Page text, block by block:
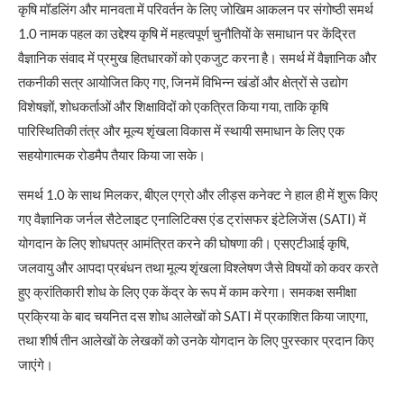
कृषि मॉडलिंग और मानवता में परिवर्तन के लिए जोखिम आकलन पर संगोष्ठी समर्थ
1.0 नामक पहल का उद्देश्य कृषि में महत्वपूर्ण चुनौतियों के समाधान पर केंद्रित
वैज्ञानिक संवाद में प्रमुख हितधारकों को एकजुट करना है। समर्थ में वैज्ञानिक और
तकनीकी सत्र आयोजित किए गए, जिनमें विभिन्न खंडों और क्षेत्रों से उद्योग
विशेषज्ञों, शोधकर्ताओं और शिक्षाविदों को एकत्रित किया गया, ताकि कृषि
पारिस्थितिकी तंत्र और मूल्य शृंखला विकास में स्थायी समाधान के लिए एक
सहयोगात्मक रोडमैप तैयार किया जा सके।
समर्थ 1.0 के साथ मिलकर, बीएल एग्रो और लीड्स कनेक्ट ने हाल ही में शुरू किए
गए वैज्ञानिक जर्नल सैटेलाइट एनालिटिक्स एंड ट्रांसफर इंटेलिजेंस (SATI) में
योगदान के लिए शोधपत्र आमंत्रित करने की घोषणा की। एसएटीआई कृषि,
जलवायु और आपदा प्रबंधन तथा मूल्य शृंखला विश्लेषण जैसे विषयों को कवर करते
हुए क्रांतिकारी शोध के लिए एक केंद्र के रूप में काम करेगा। समकक्ष समीक्षा
प्रक्रिया के बाद चयनित दस शोध आलेखों को SATI में प्रकाशित किया जाएगा,
तथा शीर्ष तीन आलेखों के लेखकों को उनके योगदान के लिए पुरस्कार प्रदान किए
जाएंगे।